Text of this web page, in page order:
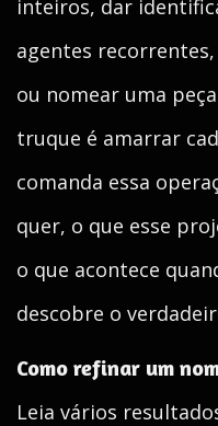
inteiros, dar
agentes
ou nomear uma
truque é amarrar
comanda essa
quer, o que esse
o que acontece
descobre o
Como refinar um
Leia vários